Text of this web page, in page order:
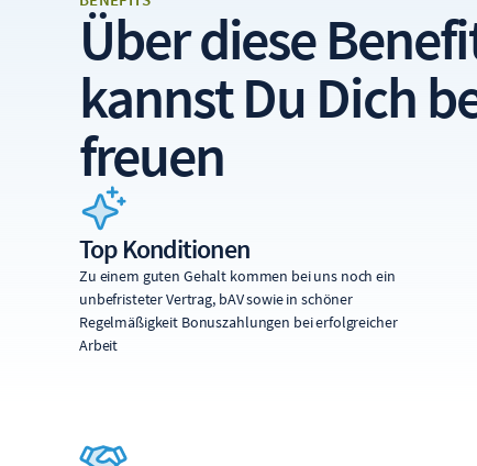
Über diese
kannst Du Dich
freuen
Top Konditionen
Zu einem guten Gehalt kommen bei uns noch ein
unbefristeter Vertrag, bAV sowie in schöner
Regelmäßigkeit Bonuszahlungen bei erfolgreicher
Arbeit